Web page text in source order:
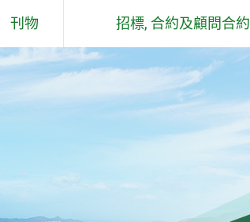
刊物
概要說明
土木工程拓展署 - 工作報告
招標, 合約及顧問合約
合約
顧問合約